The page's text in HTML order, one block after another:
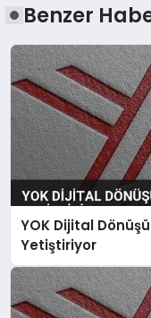
Benzer
YOK Dijital
Yetiştiriyor